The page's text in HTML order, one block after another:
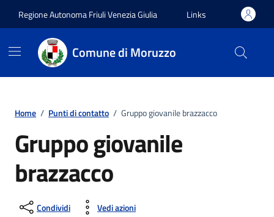
Regione Autonoma Friuli Venezia Giulia Links
Comune di Moruzzo
Home / Punti di contatto / Gruppo giovanile brazzacco
Gruppo giovanile
brazzacco
Condividi Vedi azioni